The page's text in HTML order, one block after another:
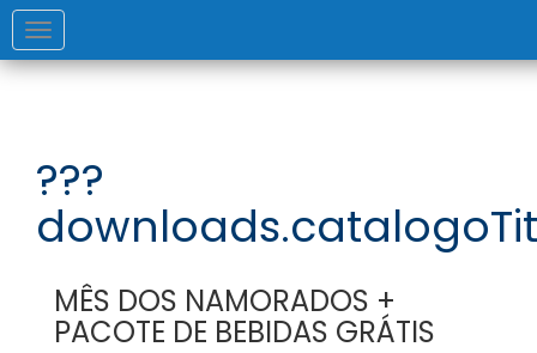
Toggle
navigation
???
MÊS DOS NAMORADOS +
PACOTE DE BEBIDAS GRÁTIS